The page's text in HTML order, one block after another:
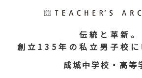
伝統と革新。
創立135年の私立男子校に
成城中学校・高等